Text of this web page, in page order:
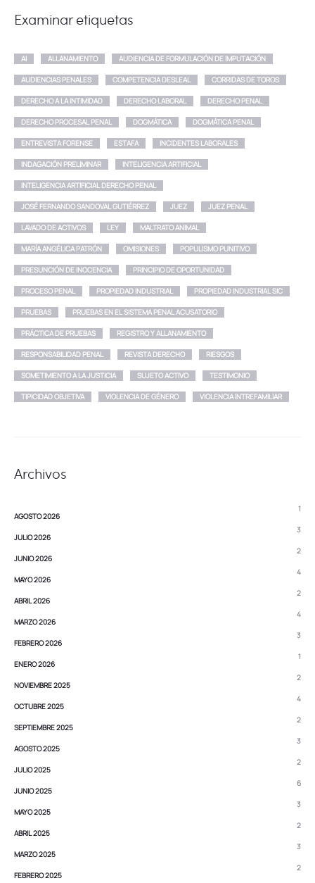
Examinar etiquetas
AI ALLANAMIENTO AUDIENCIA DE FORMULACIÓN DE IMPUTACIÓN
AUDIENCIAS PENALES COMPETENCIA DESLEAL CORRIDAS DE TOROS
DERECHO A LA INTIMIDAD DERECHO LABORAL DERECHO PENAL
DERECHO PROCESAL PENAL DOGMÁTICA DOGMÁTICA PENAL
ENTREVISTA FORENSE ESTAFA INCIDENTES LABORALES
INDAGACIÓN PRELIMINAR INTELIGENCIA ARTIFICIAL
INTELIGENCIA ARTIFICIAL DERECHO PENAL
JOSÉ FERNANDO SANDOVAL GUTIÉRREZ JUEZ JUEZ PENAL
LAVADO DE ACTIVOS LEY MALTRATO ANIMAL
MARÍA ANGÉLICA PATRÓN OMISIONES POPULISMO PUNITIVO
PRESUNCIÓN DE INOCENCIA PRINCIPIO DE OPORTUNIDAD
PROCESO PENAL PROPIEDAD INDUSTRIAL PROPIEDAD INDUSTRIAL SIC
PRUEBAS PRUEBAS EN EL SISTEMA PENAL ACUSATORIO
PRÁCTICA DE PRUEBAS REGISTRO Y ALLANAMIENTO
RESPONSABILIDAD PENAL REVISTA DERECHO RIESGOS
SOMETIMIENTO A LA JUSTICIA SUJETO ACTIVO TESTIMONIO
TIPICIDAD OBJETIVA VIOLENCIA DE GÉNERO VIOLENCIA INTREFAMILIAR
Archivos
AGOSTO 2026
1
JULIO 2026
3
JUNIO 2026
2
MAYO 2026
4
ABRIL 2026
2
MARZO 2026
4
FEBRERO 2026
3
ENERO 2026
1
NOVIEMBRE 2025
2
OCTUBRE 2025
4
SEPTIEMBRE 2025
2
AGOSTO 2025
3
JULIO 2025
2
JUNIO 2025
6
MAYO 2025
3
ABRIL 2025
2
MARZO 2025
3
FEBRERO 2025
2